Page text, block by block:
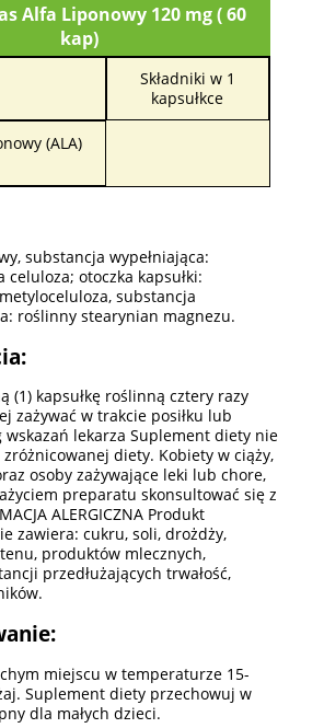
Alfa Liponowy 120 mg ( 60
kap)
Składniki w 1
kapsułkce
(ALA)
substancja wypełniająca:
otoczka kapsułki:
substancja
roślinny stearynian magnezu.
(1) kapsułkę roślinną cztery razy
zażywać w trakcie posiłku lub
wskazań lekarza Suplement diety nie
diety. Kobiety w ciąży,
osoby zażywające leki lub chore,
preparatu skonsultować się z
ALERGICZNA Produkt
zawiera: cukru, soli, drożdży,
produktów mlecznych,
przedłużających trwałość,
miejscu w temperaturze 15-
Suplement diety przechowuj w
dla małych dzieci.